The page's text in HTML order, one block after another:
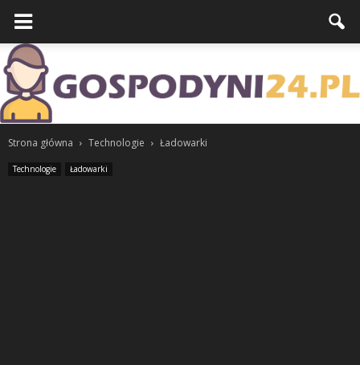
Strona główna Technologie Ładowarki
Technologie Ładowarki